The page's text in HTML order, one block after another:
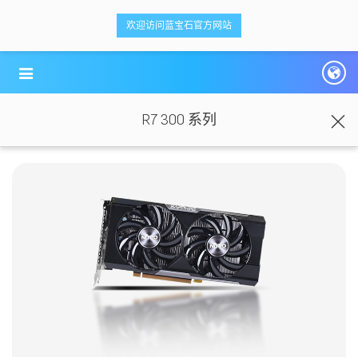
欢迎访问蓝宝石官方网站
R7 300 系列
<ti-item style="box-sizing: border-box;"><ti-item style="box-sizing: border-box;">
蓝宝科技
</ti-item>